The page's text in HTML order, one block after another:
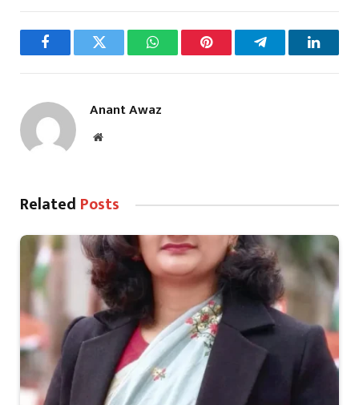
FacebookTwitter WhatsAppPinterest Telegram
Anant Awaz
Website
Related Posts